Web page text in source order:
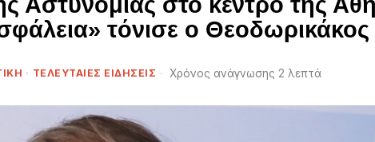
τόνισε ο Θεοδωρικάκος
· ΤΕΛΕΥΤΑΙΕΣ ΕΙΔΗΣΕΙΣ Χρόνος ανάγνωσης 2 λεπτά